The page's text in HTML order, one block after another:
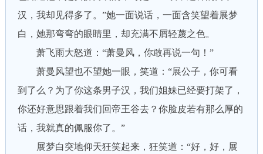
汉，我却见得多了。”她一面说话，一面含笑望着展梦
白，她那弯弯的眼睛里，却充满不屑轻蔑之色。
萧飞雨大怒道：“萧曼风，你敢再说一句！”
萧曼风望也不望她一眼，笑道：“展公子，你可看
到了么？为了你这条男子汉，我们姐妹已经要打架了，
你还好意思跟着我们回帝王谷去？你脸皮若有那么厚的
话，我就真的佩服你了。”
展梦白突地仰天狂笑起来，狂笑道：“好，好，展